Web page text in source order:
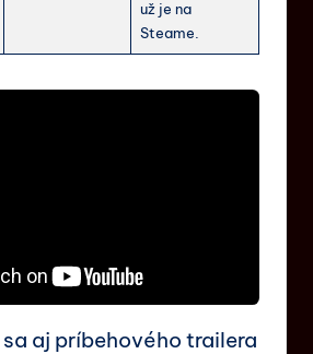
už je na
Steame.
aj príbehového trailera